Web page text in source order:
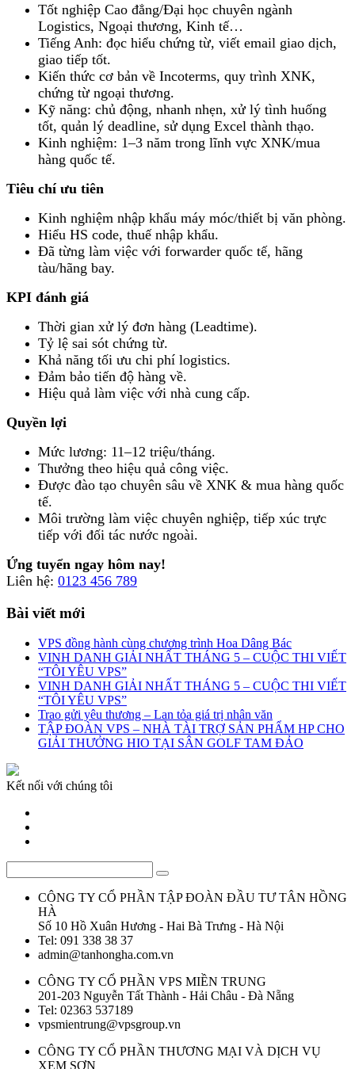
Tốt nghiệp Cao đẳng/Đại học chuyên ngành
Logistics, Ngoại thương, Kinh tế…
Tiếng Anh: đọc hiểu chứng từ, viết email giao dịch,
giao tiếp tốt.
Kiến thức cơ bản về Incoterms, quy trình XNK,
chứng từ ngoại thương.
Kỹ năng: chủ động, nhanh nhẹn, xử lý tình huống
tốt, quản lý deadline, sử dụng Excel thành thạo.
Kinh nghiệm: 1–3 năm trong lĩnh vực XNK/mua
hàng quốc tế.
Tiêu chí ưu tiên
Kinh nghiệm nhập khẩu máy móc/thiết bị văn phòng.
Hiểu HS code, thuế nhập khẩu.
Đã từng làm việc với forwarder quốc tế, hãng
tàu/hãng bay.
KPI đánh giá
Thời gian xử lý đơn hàng (Leadtime).
Tỷ lệ sai sót chứng từ.
Khả năng tối ưu chi phí logistics.
Đảm bảo tiến độ hàng về.
Hiệu quả làm việc với nhà cung cấp.
Quyền lợi
Mức lương: 11–12 triệu/tháng.
Thưởng theo hiệu quả công việc.
Được đào tạo chuyên sâu về XNK & mua hàng quốc
tế.
Môi trường làm việc chuyên nghiệp, tiếp xúc trực
tiếp với đối tác nước ngoài.
Ứng tuyển ngay hôm nay!
Liên hệ: 0123 456 789
Bài viết mới
VPS đồng hành cùng chương trình Hoa Dâng Bác
VINH DANH GIẢI NHẤT THÁNG 5 – CUỘC THI VIẾT
“TÔI YÊU VPS”
VINH DANH GIẢI NHẤT THÁNG 5 – CUỘC THI VIẾT
“TÔI YÊU VPS”
Trao gửi yêu thương – Lan tỏa giá trị nhân văn
TẬP ĐOÀN VPS – NHÀ TÀI TRỢ SẢN PHẨM HP CHO
GIẢI THƯỞNG HIO TẠI SÂN GOLF TAM ĐẢO
Kết nối với chúng tôi
CÔNG TY CỔ PHẦN TẬP ĐOÀN ĐẦU TƯ TÂN HỒNG
HÀ
Số 10 Hồ Xuân Hương - Hai Bà Trưng - Hà Nội
Tel: 091 338 38 37
admin@tanhongha.com.vn
CÔNG TY CỔ PHẦN VPS MIỀN TRUNG
201-203 Nguyễn Tất Thành - Hải Châu - Đà Nẵng
Tel: 02363 537189
vpsmientrung@vpsgroup.vn
CÔNG TY CỔ PHẦN THƯƠNG MẠI VÀ DỊCH VỤ
XEM SƠN